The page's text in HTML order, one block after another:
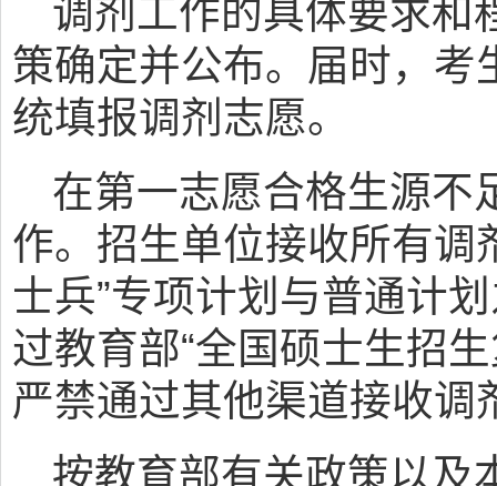
调剂工作的具体要求和
策确定并公布。届时，考
统填报调剂志愿。
在第一志愿合格生源不
作。招生单位接收所有调
士兵”专项计划与普通计
过教育部“全国硕士生招
严禁通过其他渠道接收调
按教育部有关政策以及